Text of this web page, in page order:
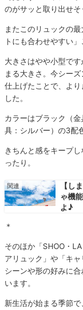
のがサッと取り出せそ
またこのリュックの
トにも合わせやすい」
大きさはやや小型で
まる大きさ。今シー
仕上げたことで、よ
した。
カラーはブラック（
具：シルバー）の3配
きちんと感をキープ
ったり。
【し
ゃ機
よ♪
＊
そのほか「SHOO・
アリュック」や「キ
シーンや形の好みに
います。
新生活が始まる季節